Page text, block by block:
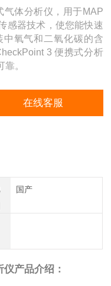
分析仪，用于MAP
感器技术，使您能快速
氧气和二氧化碳的含
CheckPoint 3 便携式分析
。
在线客服
国产
品介绍：